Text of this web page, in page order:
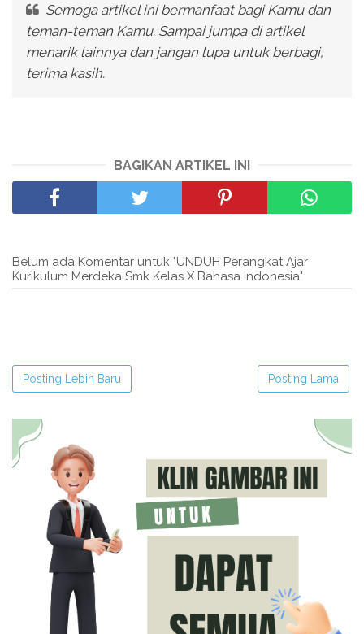
Semoga artikel ini bermanfaat bagi Kamu dan
teman-teman Kamu. Sampai jumpa di artikel
menarik lainnya dan jangan lupa untuk berbagi,
terima kasih.
BAGIKAN ARTIKEL INI
Belum ada Komentar untuk "UNDUH Perangkat Ajar
Kurikulum Merdeka Smk Kelas X Bahasa Indonesia"
Posting Lebih Baru Posting Lama